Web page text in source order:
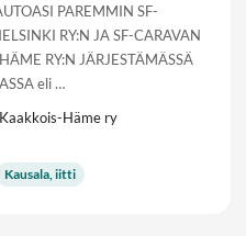
PAREMMIN SF-
RY:N JA SF-CARAVAN
RY:N JÄRJESTÄMÄSSÄ
eli …
Häme ry
Kausala, iitti